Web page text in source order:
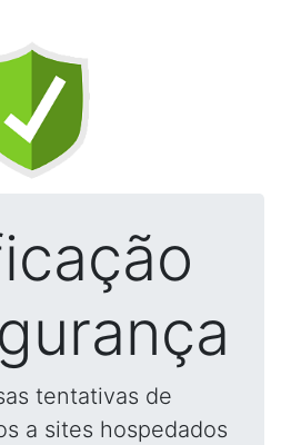
tentativas de
a sites hospedados